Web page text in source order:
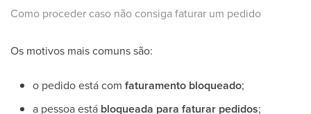
Como proceder caso não consiga faturar um pedido
Os motivos mais comuns são:
o pedido está com faturamento bloqueado;
a pessoa está bloqueada para faturar pedidos;